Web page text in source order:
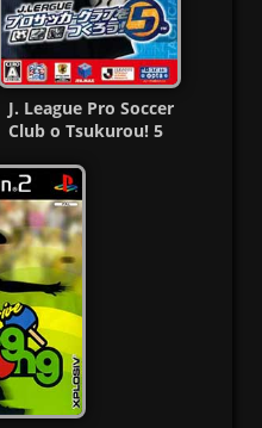
J. League Pro Soccer
Club o Tsukurou! 5